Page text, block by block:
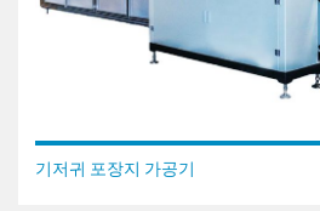
기저귀 포장지 가공기